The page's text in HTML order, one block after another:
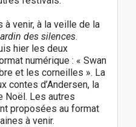
venir, à la veille de la
des silences.
hier les deux
numérique : « Swan
et les corneilles ». La
contes d’Andersen, la
Noël. Les autres
proposées au format
à venir.